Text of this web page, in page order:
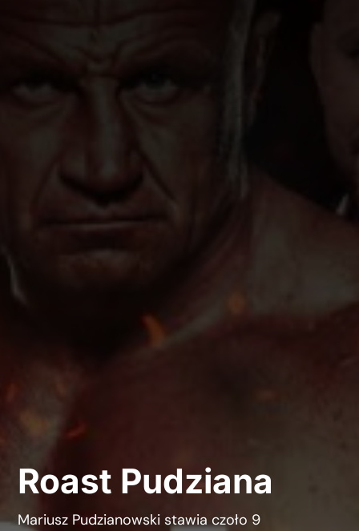
Roast Pudziana
Mariusz Pudzianowski stawia czoło 9